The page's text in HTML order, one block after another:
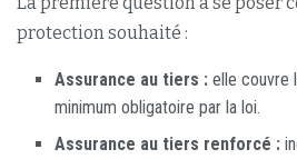
protection souhaité :
Assurance au tiers : elle couvre
minimum obligatoire par la loi.
Assurance au tiers renforcé :